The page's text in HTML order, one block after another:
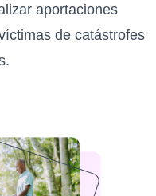
aportaciones
de catástrofes